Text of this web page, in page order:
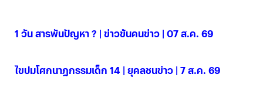
1 วัน สารพันปัญหา ? | ข่าวข้นคนข่าว | 07 ส.ค. 69
ไขปมโศกนาฏกรรมเด็ก 14 | ยุคลชนข่าว | 7 ส.ค. 69